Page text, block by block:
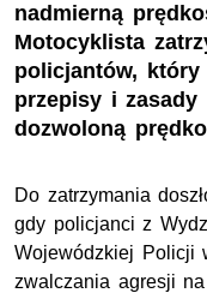
nadmierną
Motocyklista
policjantów, który
przepisy i zasady
dozwoloną
Do zatrzymania
gdy policjanci z
Wojewódzkiej Policji
zwalczania agresji